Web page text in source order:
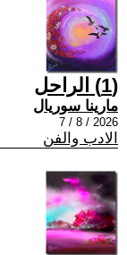
(1) الراحل
مارينا سوريال
2026 / 8 / 7
الادب والفن